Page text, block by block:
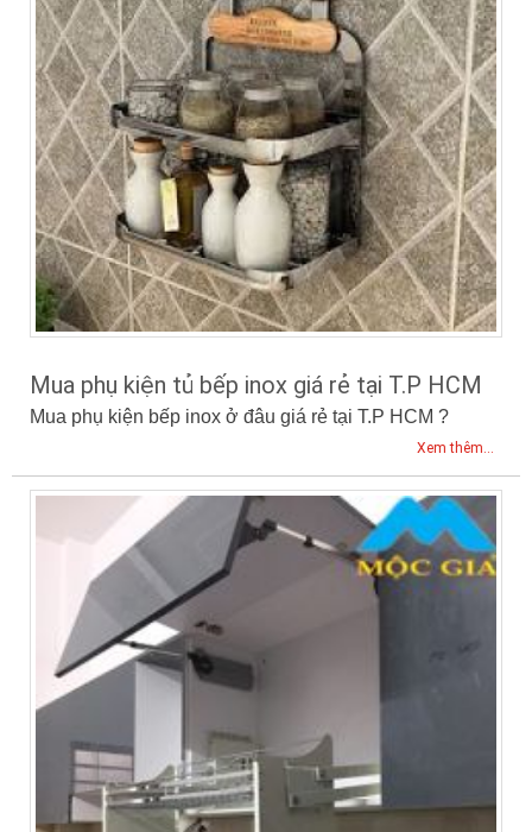
Mua phụ kiện tủ bếp inox giá rẻ tại T.P HCM
Mua phụ kiện bếp inox ở đâu giá rẻ t​ại T.P HCM ?
Xem thêm...